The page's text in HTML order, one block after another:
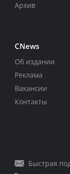
Архив
CNews
Об издании
Реклама
Вакансии
Контакты
Быстрая